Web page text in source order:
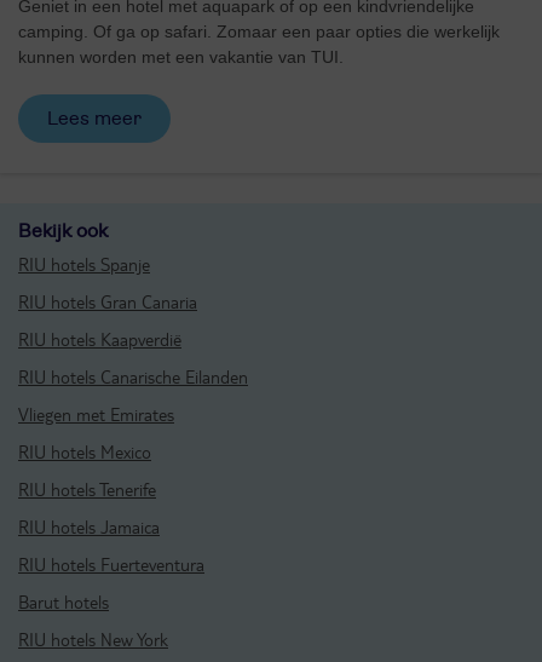
Geniet in een hotel met aquapark of op een kindvriendelijke
camping. Of ga op safari. Zomaar een paar opties die werkelijk
kunnen worden met een vakantie van TUI.
Lees meer
Bekijk ook
RIU hotels Spanje
RIU hotels Gran Canaria
RIU hotels Kaapverdië
RIU hotels Canarische Eilanden
Vliegen met Emirates
RIU hotels Mexico
RIU hotels Tenerife
RIU hotels Jamaica
RIU hotels Fuerteventura
Barut hotels
RIU hotels New York